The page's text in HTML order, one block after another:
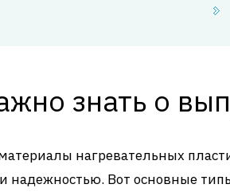
знать о
нагревательных
надежностью. Вот основные